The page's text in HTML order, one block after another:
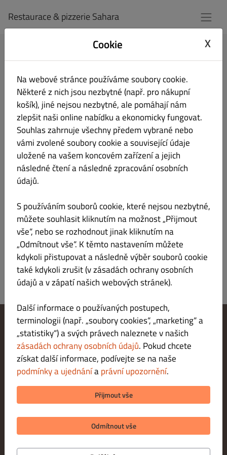
Restaurace & pizzerie Sahara
Přihlásit se
E-mailová adresa
Heslo
Zapamatovat si
přihlašovací údaje
Zaregistrovat se
Změnit nastavení souborů cookie
Kontaktuj nás
Zásady ochrany osobních údajů
Podmínky a ujednání
Právní upozornění
METODY PLATBY PŘI DORUČENÍ
METODY PLATBY PŘI VYZVEDNUTÍ
Cookie X
Na webové stránce používáme soubory cookie.
Některé z nich jsou nezbytné (např. pro nákupní
košík), jiné nejsou nezbytné, ale pomáhají nám
zlepšit naši online nabídku a ekonomicky fungovat.
Souhlas zahrnuje všechny předem vybrané nebo
vámi zvolené soubory cookie a související údaje
uložené na vašem koncovém zařízení a jejich
následné čtení a následné zpracování osobních
údajů.
S používáním souborů cookie, které nejsou nezbytné,
můžete souhlasit kliknutím na možnost „Přijmout
vše“, nebo se rozhodnout jinak kliknutím na
„Odmítnout vše“. K těmto nastavením můžete
kdykoli přistupovat a následně výběr souborů cookie
také kdykoli zrušit (v zásadách ochrany osobních
údajů a v zápatí našich webových stránek).
Další informace o používaných postupech,
terminologii (např. „soubory cookies“, „marketing“ a
„statistiky“) a svých právech naleznete v našich
zásadách ochrany osobních údajů. Pokud chcete
získat další informace, podívejte se na naše
podmínky a ujednáníaprávní upozornění.
Přijmout vše
Odmítnout vše